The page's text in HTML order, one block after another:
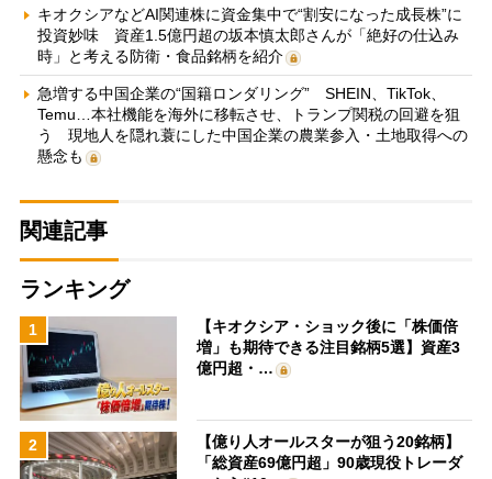
キオクシアなどAI関連株に資金集中で“割安になった成長株”に
投資妙味 資産1.5億円超の坂本慎太郎さんが「絶好の仕込み
時」と考える防衛・食品銘柄を紹介
急増する中国企業の“国籍ロンダリング” SHEIN、TikTok、
Temu…本社機能を海外に移転させ、トランプ関税の回避を狙
う 現地人を隠れ蓑にした中国企業の農業参入・土地取得への
懸念も
関連記事
ランキング
1
【キオクシア・ショック後に「株価倍
増」も期待できる注目銘柄5選】資産3
億円超・…
2
【億り人オールスターが狙う20銘柄】
「総資産69億円超」90歳現役トレーダ